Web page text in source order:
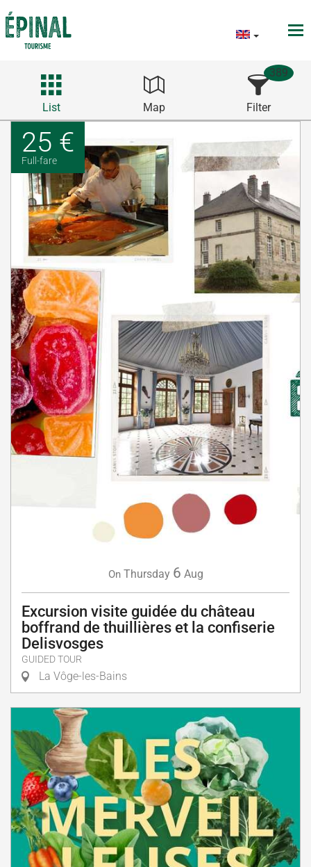
List Map Filter
389
25 €
Full-fare
On Thursday 6 Aug
Excursion visite guidée du château
boffrand de thuillières et la confiserie
Delisvosges
GUIDED TOUR
La Vôge-les-Bains